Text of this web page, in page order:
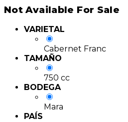
Not Available For Sale
VARIETAL
Cabernet Franc
TAMAÑO
750 cc
BODEGA
Mara
PAÍS